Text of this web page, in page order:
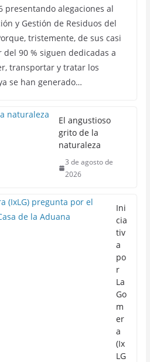
presentando alegaciones al
y Gestión de Residuos del
tristemente, de sus casi
90 % siguen dedicadas a
transportar y tratar los
se han generado…
El angustioso
grito de la
naturaleza
3 de agosto de
2026
Ini
cia
tiv
a
po
r
La
Go
m
er
a
(Ix
LG